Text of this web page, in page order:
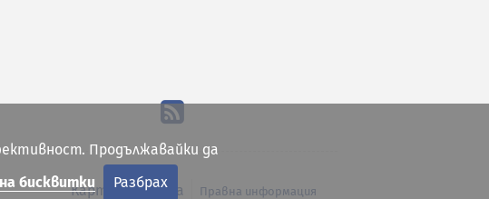
Карта на сайта Правна информация
Продължавайки да
бисквитки Разбрах